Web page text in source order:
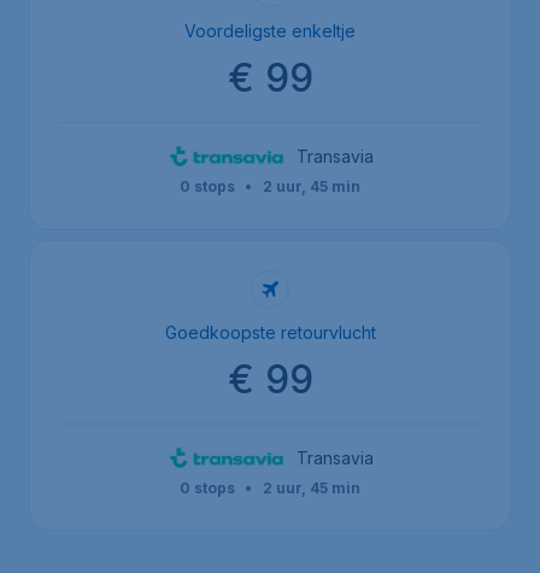
Voordeligste enkeltje
€ 99
Transavia
0 stops • 2 uur, 45 min
Goedkoopste retourvlucht
€ 99
Transavia
0 stops • 2 uur, 45 min